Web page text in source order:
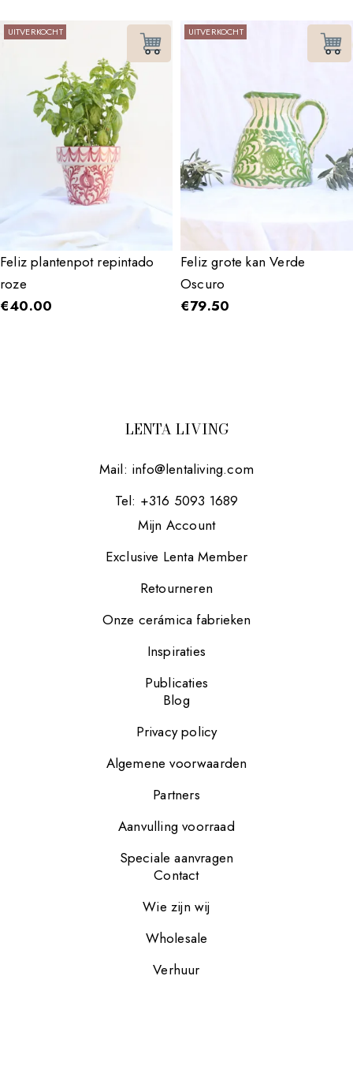
UITVERKOCHT
Feliz plantenpot repintado
roze
€40.00
UITVERKOCHT
Feliz grote kan Verde
Oscuro
€79.50
LENTA LIVING
Mail: info@lentaliving.com
Tel: +316 5093 1689
Mijn Account
Exclusive Lenta Member
Retourneren
Onze cerámica fabrieken
Inspiraties
Publicaties
Blog
Privacy policy
Algemene voorwaarden
Partners
Aanvulling voorraad
Speciale aanvragen
Contact
Wie zijn wij
Wholesale
Verhuur